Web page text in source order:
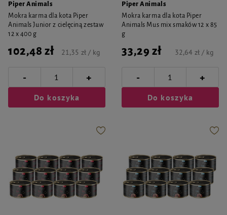
Piper Animals
Mokra karma dla kota Piper
Animals Junior z cielęciną zestaw
12 x 400 g
102,48 zł 21,35 zł / kg
- +
Do koszyka
Piper Animals
Mokra karma dla kota Piper
Animals Mus mix smaków 12 x 85
g
33,29 zł 32,64 zł / kg
- +
Do koszyka